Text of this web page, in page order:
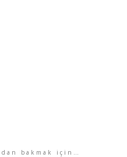
bakmak için…